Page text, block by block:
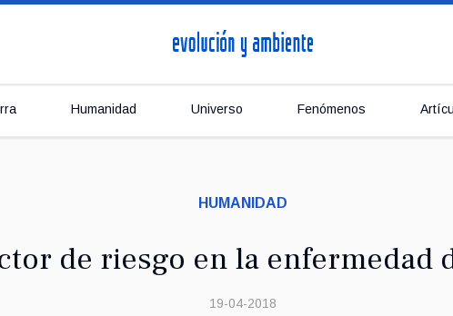
Humanidad Universo Fenómenos
HUMANIDAD
de riesgo en la enfermedad
19-04-2018